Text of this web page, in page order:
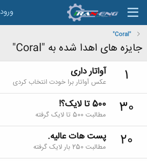
ورود
"Coral"
جایزه های اهدا شده به "Coral"
1 آواتار داری
عکس آواتار برا خودت انتخاب کردی
30 500 تا لایک؟!
مطالبت 500 تا لایک گرفته
20 پست هات عالیه.
مطالبت 250 بار لایک گرفته